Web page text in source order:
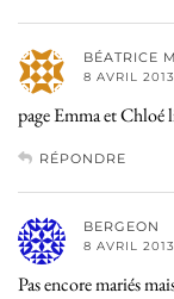
BÉATRICE
8 AVRIL
page Emma et Chloé
RÉPONDRE
BERGEON
8 AVRIL
Pas encore mariés